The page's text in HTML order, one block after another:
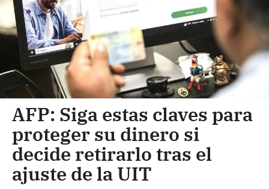
AFP: Siga estas claves para
proteger su dinero si
decide retirarlo tras el
ajuste de la UIT